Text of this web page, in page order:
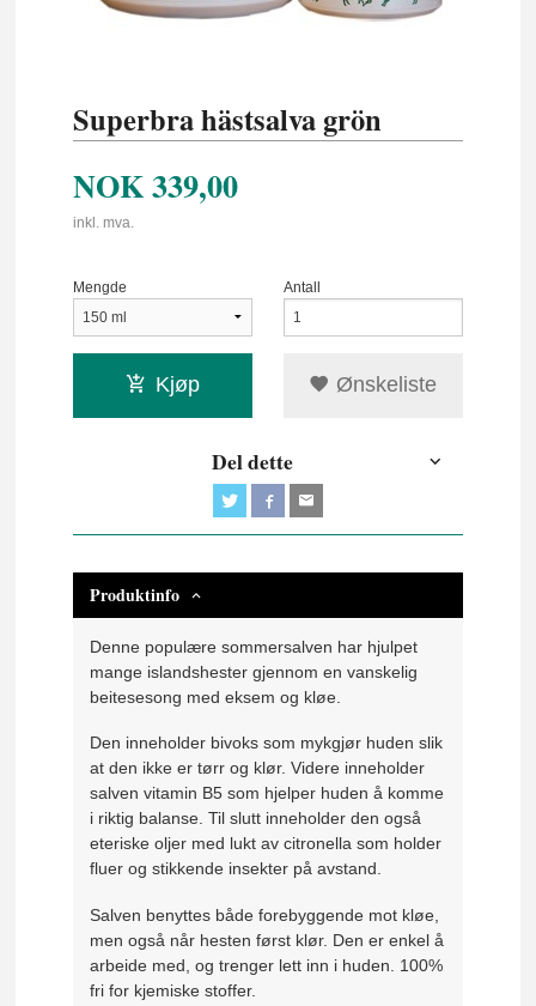
Superbra hästsalva grön
NOK339,00
inkl. mva.
Mengde Antall
Kjøp Ønskeliste
Del dette
Produktinfo
Denne populære sommersalven har hjulpet
mange islandshester gjennom en vanskelig
beitesesong med eksem og kløe.
Den inneholder bivoks som mykgjør huden slik
at den ikke er tørr og klør. Videre inneholder
salven vitamin B5 som hjelper huden å komme
i riktig balanse. Til slutt inneholder den også
eteriske oljer med lukt av citronella som holder
fluer og stikkende insekter på avstand.
Salven benyttes både forebyggende mot kløe,
men også når hesten først klør. Den er enkel å
arbeide med, og trenger lett inn i huden. 100%
fri for kjemiske stoffer.